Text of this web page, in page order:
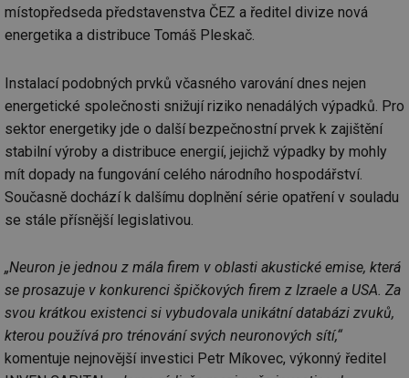
místopředseda představenstva ČEZ a ředitel divize nová
energetika a distribuce Tomáš Pleskač.
Instalací podobných prvků včasného varování dnes nejen
energetické společnosti snižují riziko nenadálých výpadků. Pro
sektor energetiky jde o další bezpečnostní prvek k zajištění
stabilní výroby a distribuce energií, jejichž výpadky by mohly
mít dopady na fungování celého národního hospodářství.
Současně dochází k dalšímu doplnění série opatření v souladu
se stále přísnější legislativou.
„Neuron je jednou z mála firem v oblasti akustické emise, která
se prosazuje v konkurenci špičkových firem z Izraele a USA. Za
svou krátkou existenci si vybudovala unikátní databázi zvuků,
kterou používá pro trénování svých neuronových sítí,“
komentuje nejnovější investici Petr Míkovec, výkonný ředitel